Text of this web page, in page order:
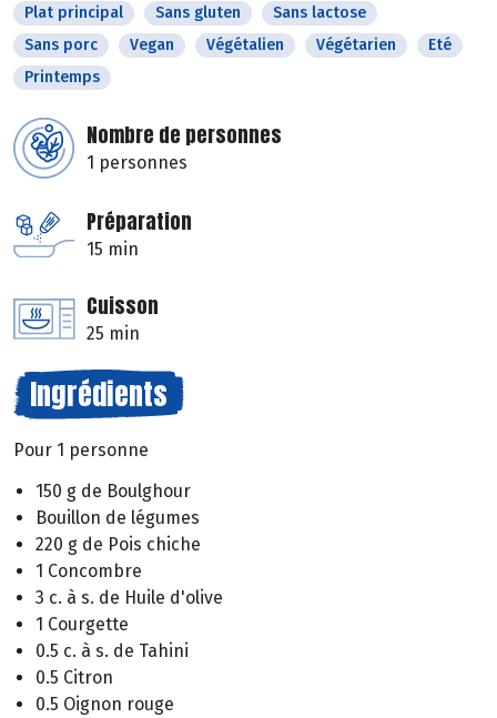
Plat principal Sans gluten
Sans lactose
Sans porc
Vegan Végétalien Végétarien
Eté
Printemps
Nombre de personnes
1 personnes
Préparation
15 min
Cuisson
25 min
Ingrédients
Pour 1 personne
150 g de Boulghour
Bouillon de légumes
220 g de Pois chiche
1 Concombre
3 c. à s. de Huile d'olive
1 Courgette
0.5 c. à s. de Tahini
0.5 Citron
0.5 Oignon rouge